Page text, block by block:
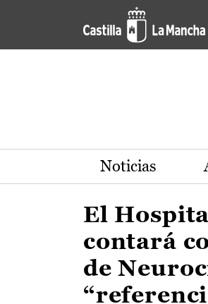
Pasar al contenido principal
Actualidad de la
Noticias
El
contará
de